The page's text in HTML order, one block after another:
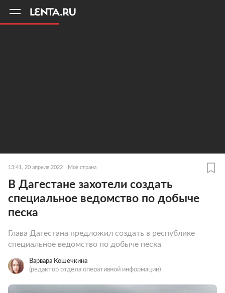
13:41, 20 апреля 2022 Моя страна
В Дагестане захотели создать
специальное ведомство по добыче
песка
Глава Дагестана предложил создать в республике
специальное ведомство по добыче песка
Варвара Кошечкина
(редактор отдела оперативной информации)